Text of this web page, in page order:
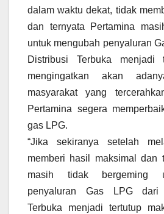
dalam waktu dekat, tidak
dan ternyata Pertamina
untuk mengubah penyaluran
Distribusi Terbuka menjadi
mengingatkan akan
masyarakat yang
Pertamina segera
gas LPG.
“Jika sekiranya setelah
memberi hasil maksimal dan
masih tidak bergeming
penyaluran Gas LPG dari
Terbuka menjadi tertutup